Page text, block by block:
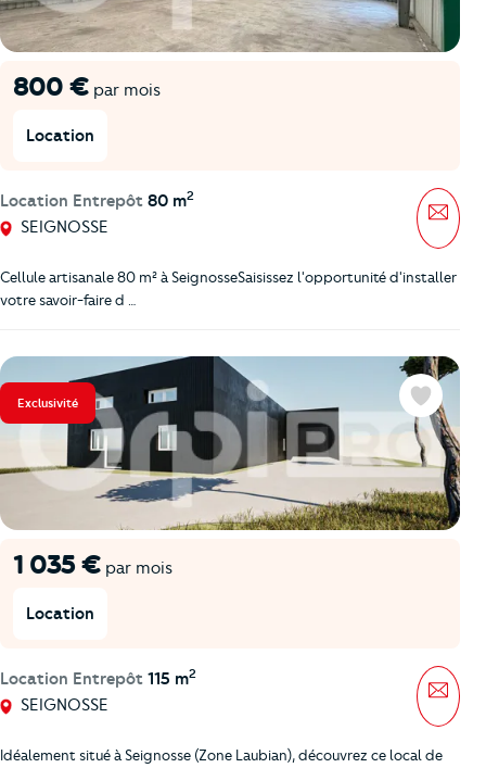
800 € par mois
Location
Location Entrepôt 80 m2
SEIGNOSSE
Cellule artisanale 80 m² à SeignosseSaisissez l'opportunité d'installer
votre savoir-faire d …
Exclusivité
1 035 € par mois
Location
Location Entrepôt 115 m2
SEIGNOSSE
Favoris
Idéalement situé à Seignosse (Zone Laubian), découvrez ce local de